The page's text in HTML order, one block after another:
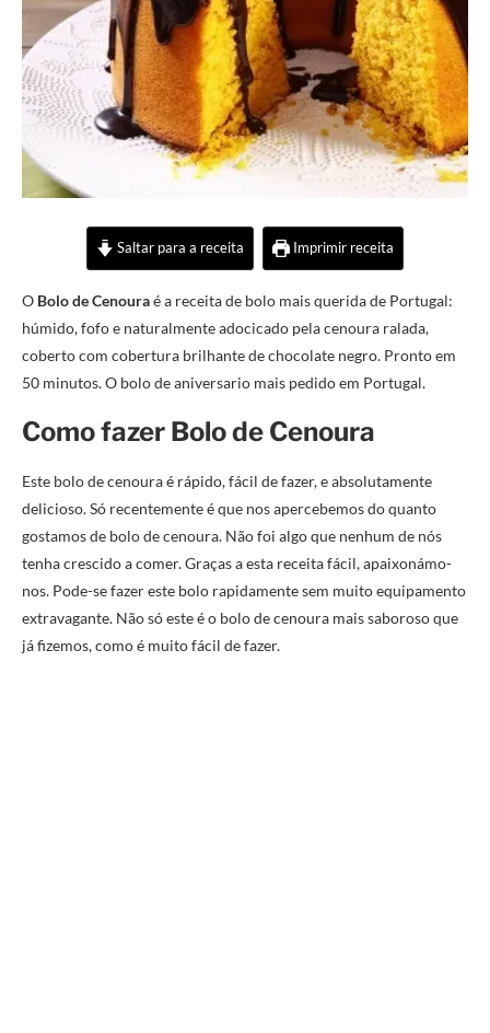
Saltar para a receita Imprimir receita
O Bolo de Cenouraé a receita de bolo mais querida de Portugal:
húmido, fofo e naturalmente adocicado pela cenoura ralada,
coberto com cobertura brilhante de chocolate negro. Pronto em
50 minutos. O bolo de aniversario mais pedido em Portugal.
Como fazer Bolo de Cenoura
Este bolo de cenoura é rápido, fácil de fazer, e absolutamente
delicioso. Só recentemente é que nos apercebemos do quanto
gostamos de bolo de cenoura. Não foi algo que nenhum de nós
tenha crescido a comer. Graças a esta receita fácil, apaixonámo-
nos. Pode-se fazer este bolo rapidamente sem muito equipamento
extravagante. Não só este é o bolo de cenoura mais saboroso que
já fizemos, como é muito fácil de fazer.